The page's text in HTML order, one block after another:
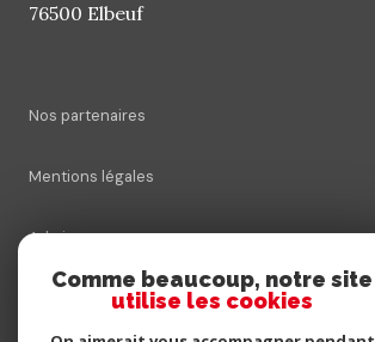
76500 Elbeuf
Nos partenaires
Mentions légales
Admin
Nos honoraires
Comme beaucoup, notre site
utilise les cookies